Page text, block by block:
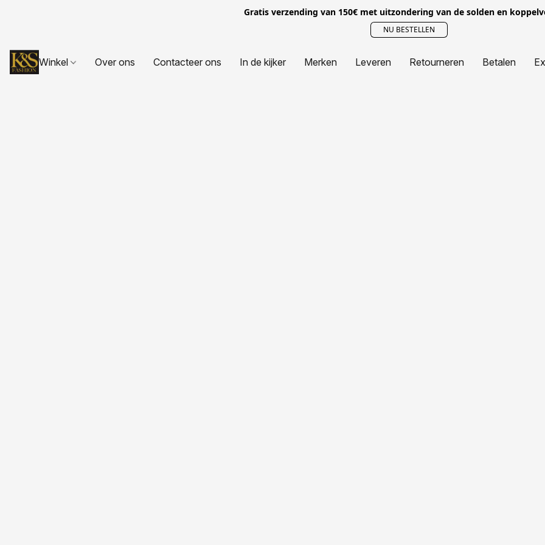
Gratis verzending van 150€ met uitzondering van de solden en
NU BESTELLEN
Winkel Over ons Contacteer ons In de kijker Merken Leveren Retourneren Betalen